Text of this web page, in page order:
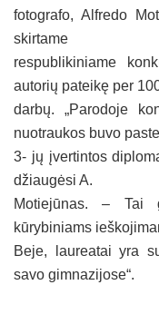
fotografo, Alfredo
skirtame
respublikiniame
autorių pateikę per
darbų. „Parodoje
nuotraukos buvo
3- jų įvertintos
džiaugėsi A.
Motiejūnas. – Tai
kūrybiniams
Beje, laureatai yra
savo gimnazijose“.